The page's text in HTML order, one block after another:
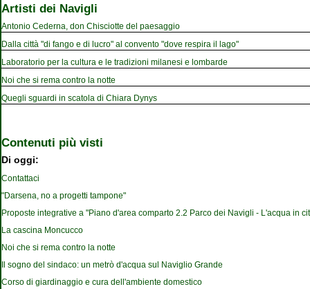
Artisti dei Navigli
Antonio Cederna, don Chisciotte del paesaggio
Dalla città "di fango e di lucro" al convento "dove respira il lago"
Laboratorio per la cultura e le tradizioni milanesi e lombarde
Noi che si rema contro la notte
Quegli sguardi in scatola di Chiara Dynys
Contenuti più visti
Di oggi:
Contattaci
"Darsena, no a progetti tampone"
Proposte integrative a "Piano d'area comparto 2.2 Parco dei Navigli - L'acqua in
La cascina Moncucco
Noi che si rema contro la notte
Il sogno del sindaco: un metrò d'acqua sul Naviglio Grande
Corso di giardinaggio e cura dell'ambiente domestico